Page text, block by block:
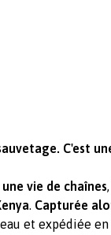
C'est
vie de chaînes
. Capturée
et expédiée en